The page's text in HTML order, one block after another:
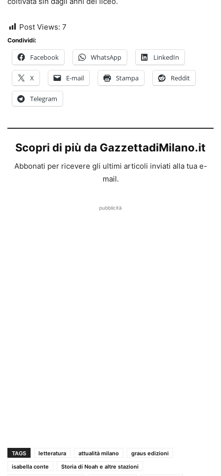
Post Views: 7
Condividi:
Facebook WhatsApp LinkedIn
X E-mail Stampa Reddit
Telegram
Scopri di più da GazzettadiMilano.it
Abbonati per ricevere gli ultimi articoli inviati alla tua e-
mail.
pubblicità
TAGS letteratura attualità milano
graus edizioni
isabella conte
Storia di Noah e altre stazioni